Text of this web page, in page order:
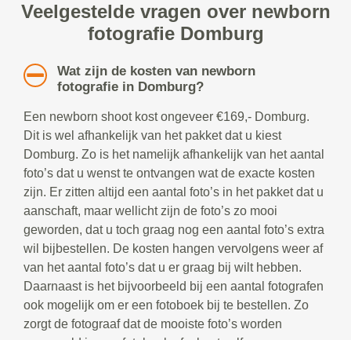
Veelgestelde vragen over newborn
fotografie Domburg
Wat zijn de kosten van newborn
fotografie in Domburg?
Een newborn shoot kost ongeveer €169,- Domburg.
Dit is wel afhankelijk van het pakket dat u kiest
Domburg. Zo is het namelijk afhankelijk van het aantal
foto’s dat u wenst te ontvangen wat de exacte kosten
zijn. Er zitten altijd een aantal foto’s in het pakket dat u
aanschaft, maar wellicht zijn de foto’s zo mooi
geworden, dat u toch graag nog een aantal foto’s extra
wil bijbestellen. De kosten hangen vervolgens weer af
van het aantal foto’s dat u er graag bij wilt hebben.
Daarnaast is het bijvoorbeeld bij een aantal fotografen
ook mogelijk om er een fotoboek bij te bestellen. Zo
zorgt de fotograaf dat de mooiste foto’s worden